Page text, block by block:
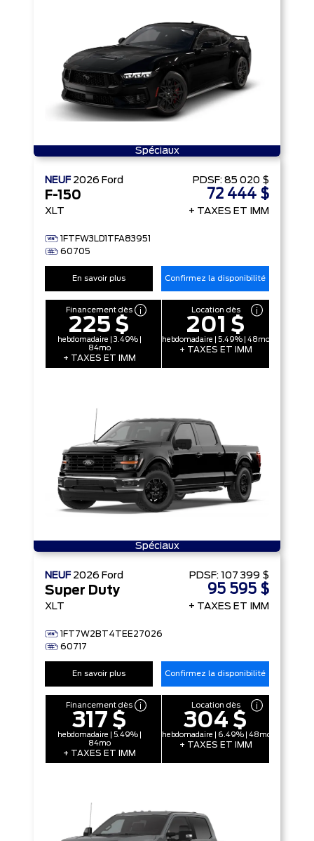
Spéciaux
NEUF 2026 Ford
F-150
XLT
1FTFW3LD1TFA83951
60705
PDSF: 85 020 $
72 444 $
+ TAXES ET IMM
En savoir plus Confirmez la disponibilité
Financement dès
225 $
hebdomadaire | 3.49% |
84mo
+ TAXES ET IMM
Location dès
201 $
hebdomadaire | 5.49% | 48mo
+ TAXES ET IMM
Spéciaux
NEUF 2026 Ford
Super Duty
XLT
1FT7W2BT4TEE27026
60717
PDSF: 107 399 $
95 595 $
+ TAXES ET IMM
En savoir plus Confirmez la disponibilité
Financement dès
317 $
hebdomadaire | 5.49% |
84mo
+ TAXES ET IMM
Location dès
304 $
hebdomadaire | 6.49% | 48mo
+ TAXES ET IMM